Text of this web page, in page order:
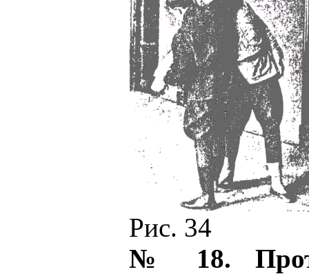
Рис. 34
№ 18.